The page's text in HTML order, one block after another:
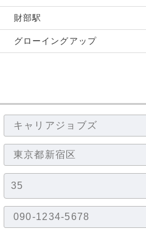
財部駅
グローイングアップ